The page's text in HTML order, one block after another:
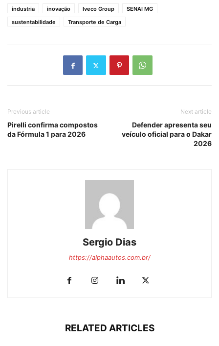
industria
inovação Iveco Group
SENAI MG
sustentabilidade
Transporte de Carga
Previous article
Pirelli confirma compostos
da Fórmula 1 para 2026
Next article
Defender apresenta seu
veículo oficial para o Dakar
2026
Sergio Dias
https://alphaautos.com.br/
RELATED ARTICLES